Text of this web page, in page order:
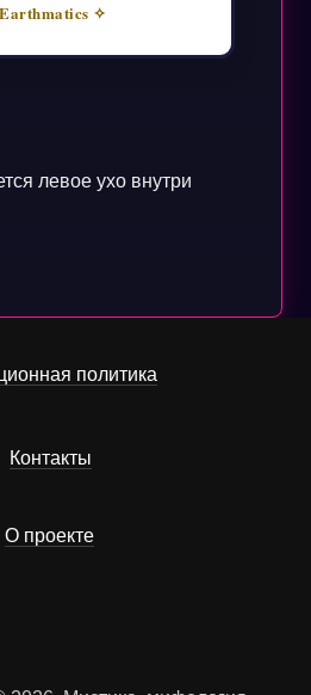
✧
левое ухо внутри
политика
Контакты
О проекте